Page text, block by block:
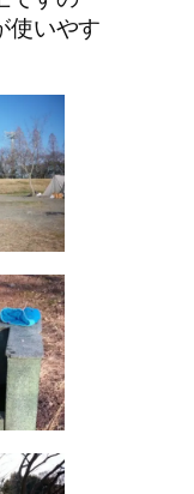
使いやす